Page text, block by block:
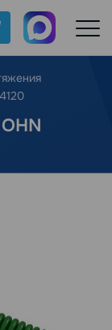
Telegram Max